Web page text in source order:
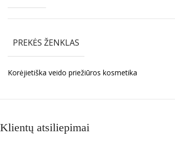
PREKĖS ŽENKLAS
Korėjietiška veido priežiūros kosmetika
Klientų atsiliepimai